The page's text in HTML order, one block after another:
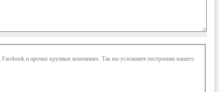
и прочих крупных компаниях. Так вы усложните построение вашего